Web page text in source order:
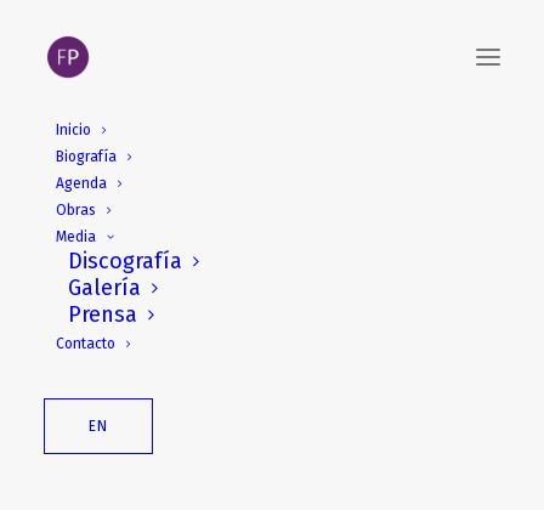
Inicio
Biografía
Agenda
Obras
Media
Discografía
Galería
Prensa
Contacto
EN